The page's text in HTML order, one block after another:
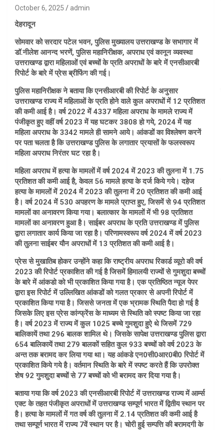
October 6, 2025 admin
देहरादून
सोमवार को सरदार पटेल भवन, पुलिस मुख्यालय उत्तराखण्ड के सभागार में
डॉ.नीलेश आनन्द भरणें, पुलिस महानिरीक्षक, अपराध एवं कानून व्यवस्था
उत्तराखण्ड द्वारा महिलाओं एवं बच्चों के प्रति अपराधों के बारे में एनसीआरबी
रिपोर्ट के बारे में प्रेस ब्रीफिंग की गई।
पुलिस महानिरीक्षक ने बताया कि एनसीआरबी की रिपोर्ट के अनुसार
उत्तराखण्ड राज्य में महिलाओं के प्रति होने वाले कुल अपराधों में 12 प्रतिशत
की कमी आई है। वर्ष 2022 में 4337 महिला अपराध के मामले राज्य में
पंजीकृत हुए वहीं वर्ष 2023 में यह घटकर 3808 हो गये, 2024 में यह
महिला अपराध के 3342 मामले ही सामने आये। आंकडों का विश्लेषण करनें
पर पता चलता है कि उत्तराखण्ड पुलिस के लगातार प्रयासों के फलस्वरूप
महिला अपराध निरंतर घट रहा है।
महिला अपराध में हत्या के मामलों में वर्ष 2024 में 2023 की तुलना में 1.75
प्रतिशत की कमी आई है, केवल 56 मामले हत्या के दर्ज किये गये। दहेज
हत्या के मामलों में 2024 में 2023 की तुलना में 20 प्रतिशत की कमी आई
है। वर्ष 2024 में 530 अपहरण के मामले प्राप्त हुए, जिसमें से 94 प्रतिशत
मामलों का अनावरण किया गया। बलात्कार के मामलों में भी 98 प्रतिशत
मामलों का अनावरण हुआ है। साईबर अपराध के प्रति उत्तराखण्ड में पुलिस
द्वारा लगातार कार्य किया जा रहा है। परिणामस्वरूप वर्ष 2024 में वर्ष 2023
की तुलना साईबर यौन अपराधों में 13 प्रतिशत की कमी आई है।
प्रेस से मुखातिब होकर उन्होंने कहा कि राष्ट्रीय अपराध रिकार्ड व्यूरो की वर्ष
2023 की रिपोर्ट प्रकाशित की गई है जिसमें हिमालयी राज्यों से गुमशुदा बच्चों
के बारे में आंकडो को भी प्रकाशित किया गया है। एक प्रतिष्ठित न्यूज पेपर
द्वारा इस रिपोर्ट में उल्लिखित आंकडों को गलत प्रकार से अपनी रिपोर्ट में
प्रकाशित किया गया है। जिससे जनता में एक भ्रामक स्थिति पैदा हो गई है
जिसके लिए इस प्रेस कांन्फ्रेंस के माध्यम से स्थिति को स्पष्ट किया जा रहा
है। वर्ष 2023 में राज्य में कुल 1025 बच्चे गुमशुदा हुऐ थे जिसमें 729
बालिकायें तथा 296 बालक शामिल थे। जिसके सापेक्ष उत्तराखण्ड पुलिस द्वारा
654 बालिकायें तथा 279 बालकों सहित कुल 933 बच्चों को वर्ष 2023 के
अन्त तक बरामद कर लिया गया था। यह आंकडे एन0सी0आर0बी0 रिपोर्ट में
प्रकाशित किये गये है। वर्तमान स्थिति के बारे में स्पष्ट करते हैं कि उपरोक्त
शेष 92 गुमशुदा बच्चों से 77 बच्चों को भी बरामद कर दिया गया है।
बताया गया कि वर्ष 2023 की एनसीआरबी रिपोर्ट में उत्तराखण्ड राज्य में आर्म्स
एक्ट के तहत पंजीकृत अपराधों में उत्तराखण्ड सम्पूर्ण भारत में द्वितीय स्थान पर
है। हत्या के मामलों में गत वर्ष की तुलना में 2.14 प्रतिशत की कमी आई है
तथा सम्पूर्ण भारत में राज्य 7वें स्थान पर है। चोरी हुई सम्पत्ति की बरामदगी के